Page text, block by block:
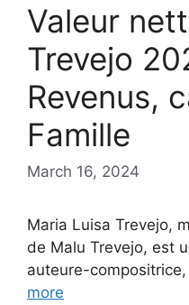
Valeur
Trevejo
Revenus,
Famille
March 16, 2024
Maria Luisa Trevejo,
de Malu Trevejo, est
auteure-
more